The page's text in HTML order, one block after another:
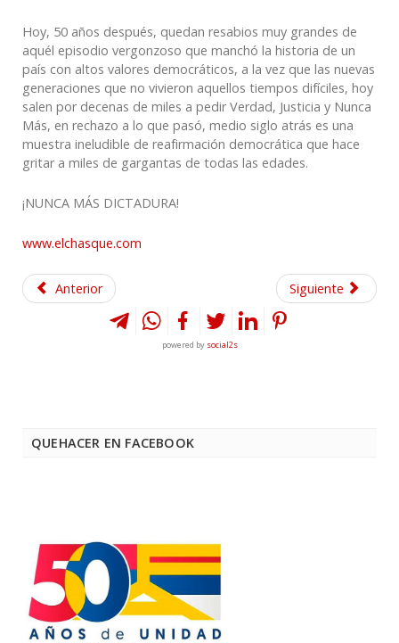
Hoy, 50 años después, quedan resabios muy grandes de
aquél episodio vergonzoso que manchó la historia de un
país con altos valores democráticos, a la vez que las nuevas
generaciones que no vivieron aquellos tiempos difíciles, hoy
salen por decenas de miles a pedir Verdad, Justicia y Nunca
Más, en rechazo a lo que pasó, medio siglo atrás es una
muestra ineludible de reafirmación democrática que hace
gritar a miles de gargantas de todas las edades.
¡NUNCA MÁS DICTADURA!
www.elchasque.com
Anterior Siguiente
powered by social2s
QUEHACER EN FACEBOOK